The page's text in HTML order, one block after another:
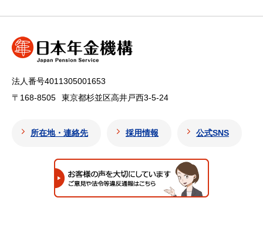
法人番号4011305001653
〒168-8505
東京都杉並区高井戸西3-5-24
所在地・連絡先 採用情報 公式SNS